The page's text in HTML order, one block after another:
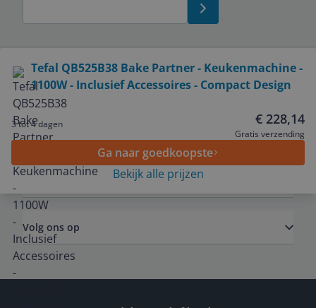
Tefal QB525B38 Bake Partner - Keukenmachine -
1100W - Inclusief Accessoires - Compact Design
3 tot 4 dagen € 228,14
Gratis verzending
Ga naar goedkoopste
Bekijk alle prijzen
Service
Algemeen
Volg ons op